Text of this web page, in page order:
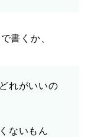
書くか、
れがいいの
ないもん